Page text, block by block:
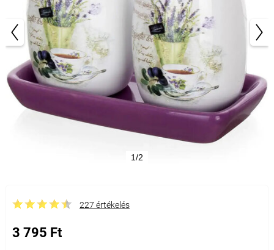
1/2
227 értékelés
3 795 Ft